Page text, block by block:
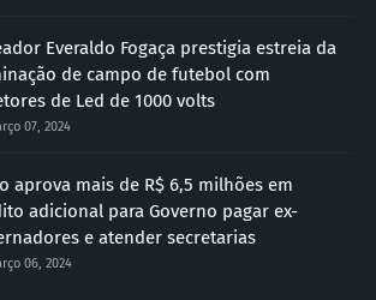
Everaldo Fogaça prestigia estreia da
de campo de futebol com
de Led de 1000 volts
07, 2024
aprova mais de R$ 6,5 milhões em
adicional para Governo pagar ex-
e atender secretarias
06, 2024